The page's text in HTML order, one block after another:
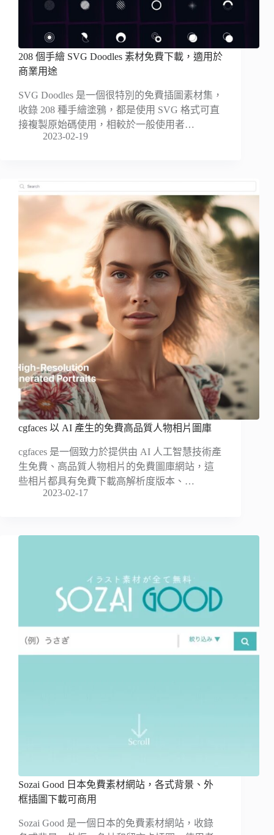
208 個手繪 SVG Doodles 素材免費下載，適用於
商業用途
SVG Doodles 是一個很特別的免費插圖素材集，
收錄 208 種手繪塗鴉，都是使用 SVG 格式可直
接複製原始碼使用，相較於一般使用者…
2023-02-19
cgfaces 以 AI 產生的免費高品質人物相片圖庫
cgfaces 是一個致力於提供由 AI 人工智慧技術產
生免費、高品質人物相片的免費圖庫網站，這
些相片都具有免費下載高解析度版本、…
2023-02-17
Sozai Good 日本免費素材網站，各式背景、外
框插圖下載可商用
Sozai Good 是一個日本的免費素材網站，收錄